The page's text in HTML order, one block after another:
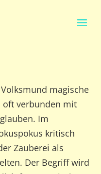
magische
oft verbunden mit
Im
kritisch
Zauberei als
Der Begriff wird